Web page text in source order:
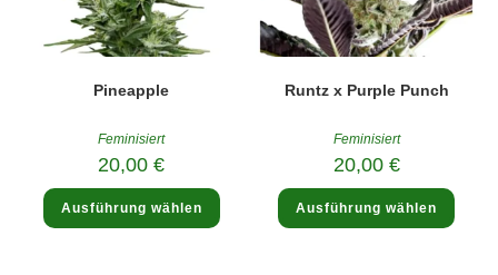
Pineapple
Feminisiert
20,00€
Ausführung wählen
Dieses
weist
Runtz x Purple Punch
Feminisiert
20,00 €
Ausführung wählen
weist